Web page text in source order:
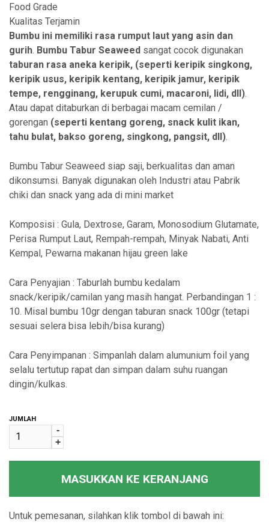
Food Grade
Kualitas Terjamin
Bumbu ini memiliki rasa rumput laut yang asin dan
gurih. Bumbu Tabur Seaweed sangat cocok digunakan
taburan rasa aneka keripik, (seperti keripik singkong,
keripik usus, keripik kentang, keripik jamur, keripik
tempe, rengginang, kerupuk cumi, macaroni, lidi, dll).
Atau dapat ditaburkan di berbagai macam cemilan /
gorengan (seperti kentang goreng, snack kulit ikan,
tahu bulat, bakso goreng, singkong, pangsit, dll).
Bumbu Tabur Seaweed siap saji, berkualitas dan aman
dikonsumsi. Banyak digunakan oleh Industri atau Pabrik
chiki dan snack yang ada di mini market
Komposisi : Gula, Dextrose, Garam, Monosodium Glutamate,
Perisa Rumput Laut, Rempah-rempah, Minyak Nabati, Anti
Kempal, Pewarna makanan hijau green lake
Cara Penyajian : Taburlah bumbu kedalam
snack/keripik/camilan yang masih hangat. Perbandingan 1 :
10. Misal bumbu 10gr dengan taburan snack 100gr (tetapi
sesuai selera bisa lebih/bisa kurang)
Cara Penyimpanan : Simpanlah dalam alumunium foil yang
selalu tertutup rapat dan simpan dalam suhu ruangan
dingin/kulkas.
JUMLAH
-
+
MASUKKAN KE KERANJANG
Untuk pemesanan, silahkan klik tombol di bawah ini: